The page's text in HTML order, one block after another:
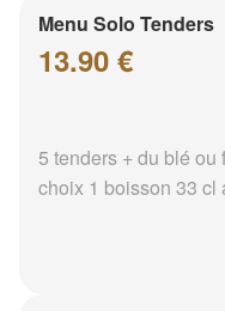
Menu Solo Tenders
13.90 €
5 tenders + du blé ou
choix 1 boisson 33 cl